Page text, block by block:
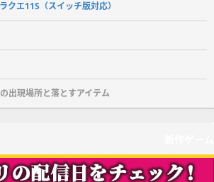
クエ11S（スイッチ版対応）
出現場所と落とすアイテム